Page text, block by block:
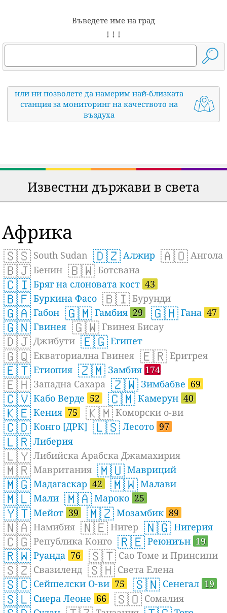
Въведете име на град
↓ ↓ ↓
или ни позволете да намерим най-близката
станция за мониторинг на качеството на
въздуха
Известни държави в света
Африка
🇸🇸 South Sudan 🇩🇿 Алжир 🇦🇴 Ангола
🇧🇯 Бенин 🇧🇼 Ботсвана
🇨🇮 Бряг на слоновата кост 43
🇧🇫 Буркина Фасо 🇧🇮 Бурунди
🇬🇦 Габон 🇬🇲 Гамбия 29 🇬🇭 Гана 47
🇬🇳 Гвинея 🇬🇼 Гвинея Бисау
🇩🇯 Джибути 🇪🇬 Египет
🇬🇶 Екваториална Гвинея 🇪🇷 Еритрея
🇪🇹 Етиопия 🇿🇲 Замбия 174
🇪🇭 Западна Сахара 🇿🇼 Зимбабве 69
🇨🇻 Кабо Верде 52 🇨🇲 Камерун 40
🇰🇪 Кения 75 🇰🇲 Коморски о-ви
🇨🇩 Конго [ДРК] 🇱🇸 Лесото 97
🇱🇷 Либерия
🇱🇾 Либийска Арабска Джамахирия
🇲🇷 Мавритания 🇲🇺 Мавриций
🇲🇬 Мадагаскар 42 🇲🇼 Малави
🇲🇱 Мали 🇲🇦 Мароко 25
🇾🇹 Мейот 39 🇲🇿 Мозамбик 89
🇳🇦 Намибия 🇳🇪 Нигер 🇳🇬 Нигерия
🇨🇬 Република Конго 🇷🇪 Реюниън 19
🇷🇼 Руанда 76 🇸🇹 Сао Томе и Принсипи
🇸🇿 Свазиленд 🇸🇭 Света Елена
🇸🇨 Сейшелски О-ви 75 🇸🇳 Сенегал 19
🇸🇱 Сиера Леоне 66 🇸🇴 Сомалия